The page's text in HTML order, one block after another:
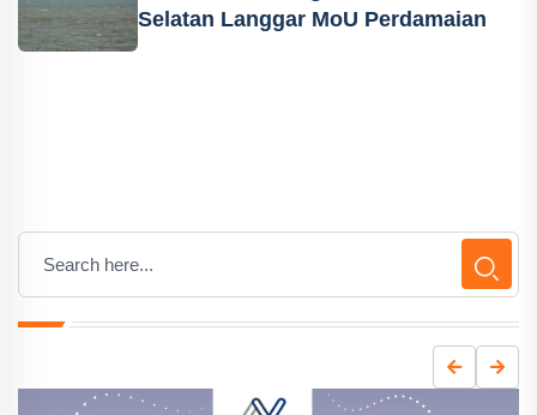
Selatan Langgar MoU Perdamaian